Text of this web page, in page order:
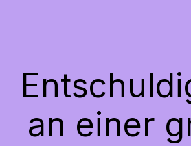
an einer